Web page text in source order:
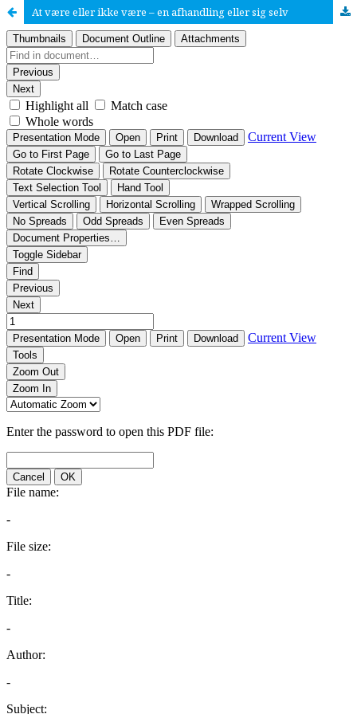
At være eller ikke være – en afhandling eller sig selv